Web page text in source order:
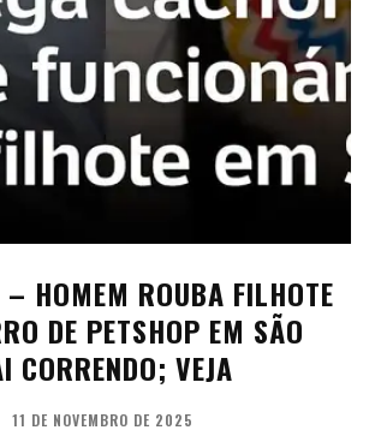
– HOMEM ROUBA FILHOTE
DE PETSHOP EM SÃO
CORRENDO; VEJA
11 DE NOVEMBRO DE 2025